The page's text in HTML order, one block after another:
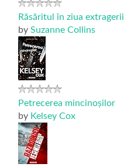
Răsăritul în ziua extragerii
bySuzanne Collins
Petrecerea mincinoșilor
by Kelsey Cox